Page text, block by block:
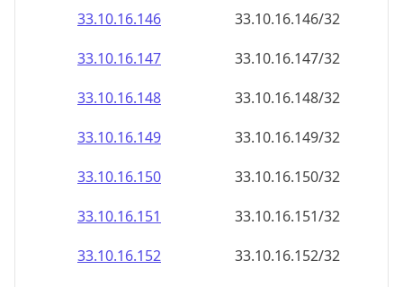
33.10.16.155
33.10.16.155/32
33.10.16.156
33.10.16.156/32
33.10.16.157
33.10.16.157/32
33.10.16.158
33.10.16.158/32
33.10.16.159
33.10.16.159/32
33.10.16.160
33.10.16.160/32
33.10.16.161
33.10.16.161/32